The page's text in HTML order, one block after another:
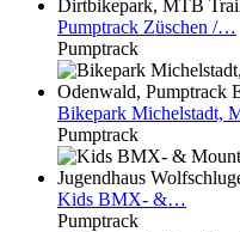
Pumptrack Züschen /…
Pumptrack
Bikepark Michelstadt,
Pumptrack
Kids BMX- &…
Pumptrack